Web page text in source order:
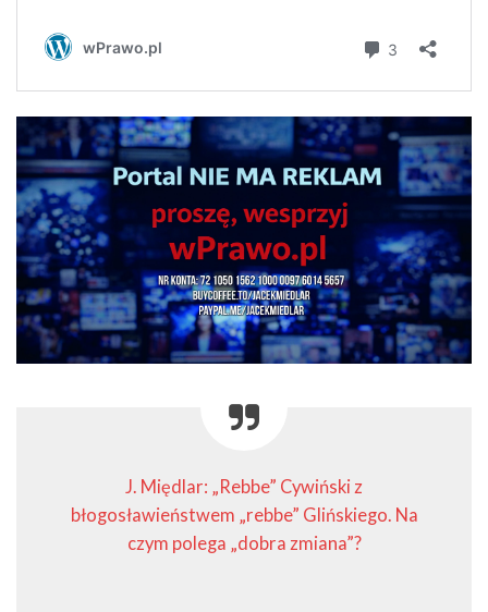
J. Międlar: „Rebbe” Cywiński z
błogosławieństwem „rebbe” Glińskiego. Na
czym polega „dobra zmiana”?